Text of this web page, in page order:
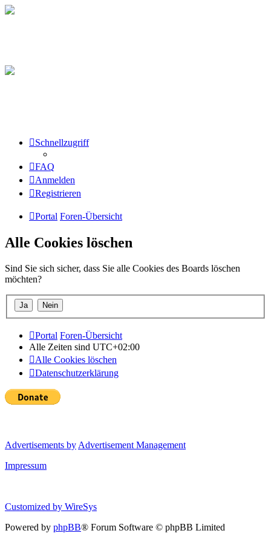
Schnellzugriff
FAQ
Anmelden
Registrieren
Portal Foren-Übersicht
Alle Cookies löschen
Sind Sie sich sicher, dass Sie alle Cookies des Boards löschen
möchten?
Portal Foren-Übersicht
Alle Zeiten sind UTC+02:00
Alle Cookies löschen
Datenschutzerklärung
Advertisements byAdvertisement Management
Impressum
Customized by WireSys
Powered by phpBB® Forum Software © phpBB Limited